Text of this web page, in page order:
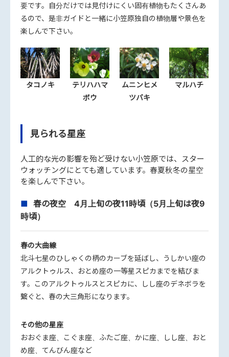
要です。自分だけでは見付けにくい固有植物もたくさんあ
るので、是非ガイドと一緒に小笠原独自の植物層や景色を
楽しんで下さい。
タコノキ
テリハハマ
ボウ
ムニンヒメ
ツバキ
マルハチ
見られる星座
人工的な光の影響を殆ど受けない小笠原では、スター
ウォッチングにとても適しています。春夏秋冬の星空
を楽しんで下さい。
春の夜空 4月上旬の夜11時頃（5月上旬は夜9
時頃）
春の大曲線
北斗七星のひしゃくの柄のカーブを延ばし、うしかい座の
アルクトゥルス、おとめ座の一等星スピカまでを結びま
す。このアルクトゥルスとスピカに、しし座のデネボラを
繋ぐと、春の大三角形になります。
その他の星座
おおぐま座、こぐま座、ふたご座、かに座、しし座、おと
め座、てんびん座など